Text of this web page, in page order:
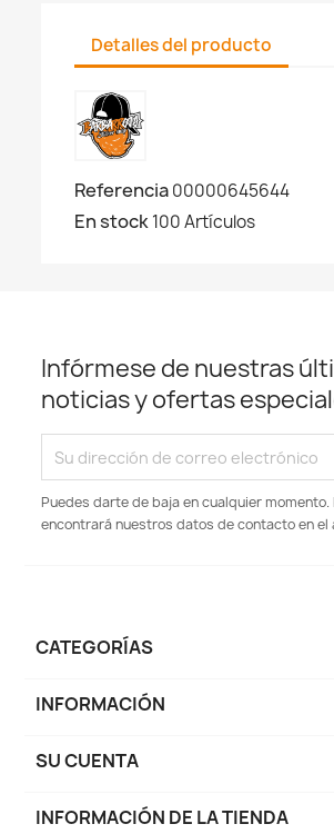
Detalles del producto
Referencia00000645644
En stock100 Artículos
Infórmese de nuestras
noticias y ofertas
Puedes darte de baja en cualquier momento.
encontrará nuestros datos de contacto en el
CATEGORÍAS
INFORMACIÓN
SU CUENTA
INFORMACIÓN DE LA TIENDA